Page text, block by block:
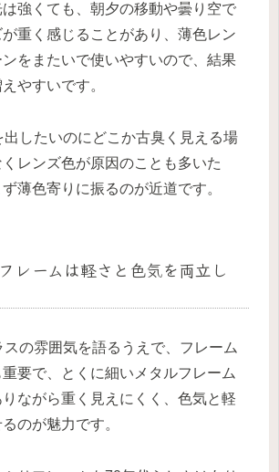
強くても、朝夕の移動や曇り空で
重く感じることがあり、薄色レン
をまたいで使いやすいので、結果
やすいです。
したいのにどこか古臭く見える場
レンズ色が原因のことも多いた
薄色寄りに振るのが近道です。
レームは軽さと色気を両立し
の雰囲気を語るうえで、フレーム
要で、とくに細いメタルフレーム
ながら重く見えにくく、色気と軽
のが魅力です。